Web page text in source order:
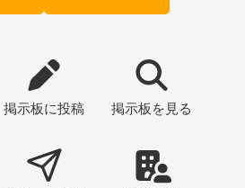
掲示板に投稿 掲示板 を見る